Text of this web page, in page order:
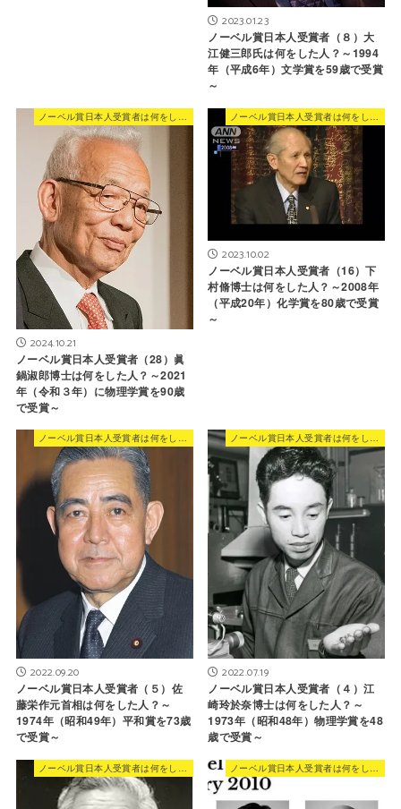
2023.01.23
ノーベル賞日本人受賞者（８）大
江健三郎氏は何をした人？～1994
年（平成6年）文学賞を59歳で受賞
～
2024.10.21
ノーベル賞日本人受賞者（28）眞
鍋淑郎博士は何をした人？～2021
年（令和３年）に物理学賞を90歳
で受賞～
2023.10.02
ノーベル賞日本人受賞者（16）下
村脩博士は何をした人？～2008年
（平成20年）化学賞を80歳で受賞
～
ノーベル賞日本人受賞者は何をした人？
2022.09.20
ノーベル賞日本人受賞者（５）佐
藤栄作元首相は何をした人？～
1974年（昭和49年）平和賞を73歳
で受賞～
ノーベル賞日本人受賞者は何をした人？
2022.07.19
ノーベル賞日本人受賞者（４）江
崎玲於奈博士は何をした人？～
1973年（昭和48年）物理学賞を48
歳で受賞～